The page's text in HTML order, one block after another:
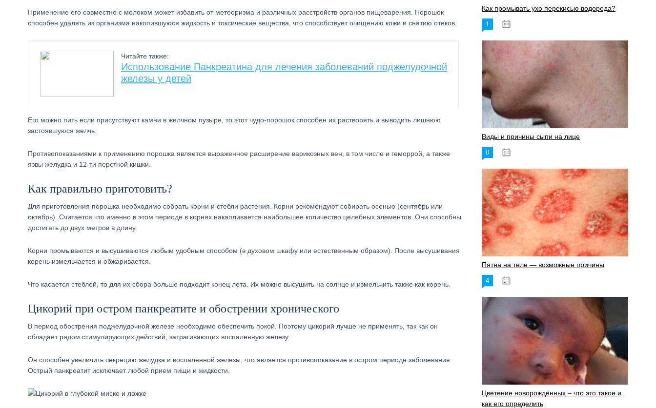
Применение его совместно с молоком может избавить от метеоризма и различных расстройств органов пищеварения. Порошок
способен удалять из организма накопившуюся жидкость и токсические вещества, что способствует очищению кожи и снятию отеков.
Читайте также:
Использование Панкреатина для лечения заболеваний поджелудочной
железы у детей
Его можно пить если присутствуют камни в желчном пузыре, то этот чудо-порошок способен их растворять и выводить лишнюю
застоявшуюся желчь.
Противопоказаниями к применению порошка является выраженное расширение варикозных вен, в том числе и геморрой, а также
язвы желудка и 12-ти перстной кишки.
Как правильно приготовить?
Для приготовления порошка необходимо собрать корни и стебли растения. Корни рекомендуют собирать осенью (сентябрь или
октябрь). Считается что именно в этом периоде в корнях накапливается наибольшее количество целебных элементов. Они способны
достигать до двух метров в длину.
Корни промываются и высушиваются любым удобным способом (в духовом шкафу или естественным образом). После высушивания
корень измельчается и обжаривается.
Что касается стеблей, то для их сбора больше подходит конец лета. Их можно высушить на солнце и измельчить также как корень.
Цикорий при остром панкреатите и обострении хронического
В период обострения поджелудочной железе необходимо обеспечить покой. Поэтому цикорий лучше не применять, так как он
обладает рядом стимулирующих действий, затрагивающих воспаленную железу.
Он способен увеличить секрецию желудка и воспаленной железы, что является противопоказание в остром периоде заболевания.
Острый панкреатит исключает любой прием пищи и жидкости.
Как промывать ухо перекисью водорода?
1
Виды и причины сыпи на лице
0
Пятна на теле — возможные причины
4
Цветение новорождённых – что это такое и
как его определить